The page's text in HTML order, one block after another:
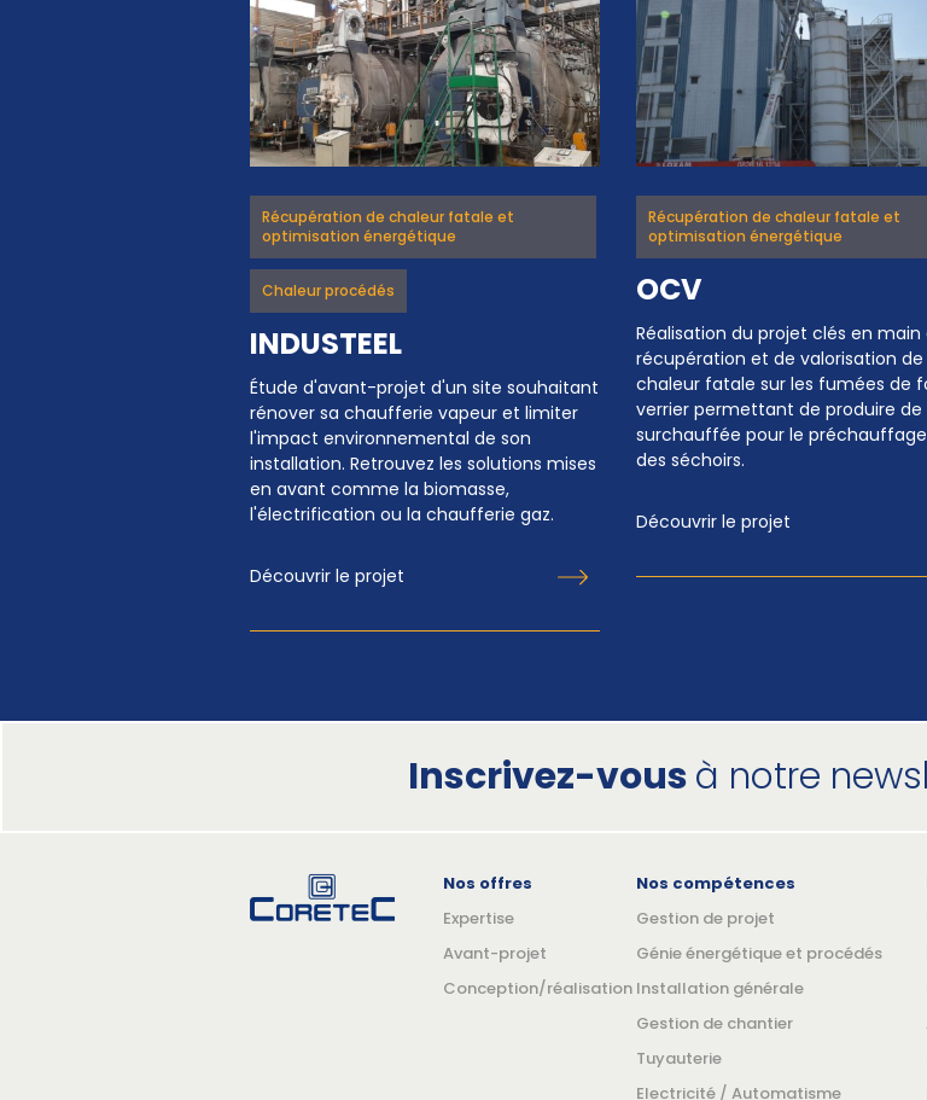
Récupération de chaleur fatale et
optimisation énergétique
Chaleur procédés
INDUSTEEL
Étude d'avant-projet d'un site souhaitant
rénover sa chaufferie vapeur et limiter
l'impact environnemental de son
installation. Retrouvez les solutions mises
en avant comme la biomasse,
l'électrification ou la chaufferie gaz.
Découvrir le projet
Récupération de chaleur fatale et
optimisation énergétique
OCV
Réalisation du projet clés en main
récupération et de valorisation de
chaleur fatale sur les fumées de
verrier permettant de produire de
surchauffée pour le préchauffage
des séchoirs.
Découvrir le projet
Inscrivez-vousà notre
Nos offres
Expertise
Avant-projet
Conception/réalisation
Nos compétences
Gestion de projet
Génie énergétique et procédés
Installation générale
Gestion de chantier
Tuyauterie
Electricité / Automatisme